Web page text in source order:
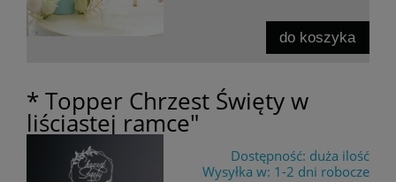
do koszyka
* Topper Chrzest Święty w
liściastej ramce"
Dostępność: duża ilość
Wysyłka w: 1-2 dni robocze